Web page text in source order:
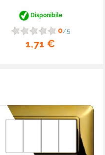
Disponibile
0/5
1,71 €